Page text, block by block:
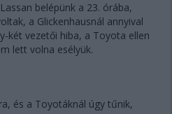
belépünk a 23. órába,
a Glickenhausnál annyival
két vezetői hiba, a Toyota ellen
lett volna esélyük.
és a Toyotáknál úgy tűnik,